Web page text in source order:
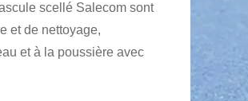
scellé Salecom sont
et de nettoyage,
et à la poussière avec